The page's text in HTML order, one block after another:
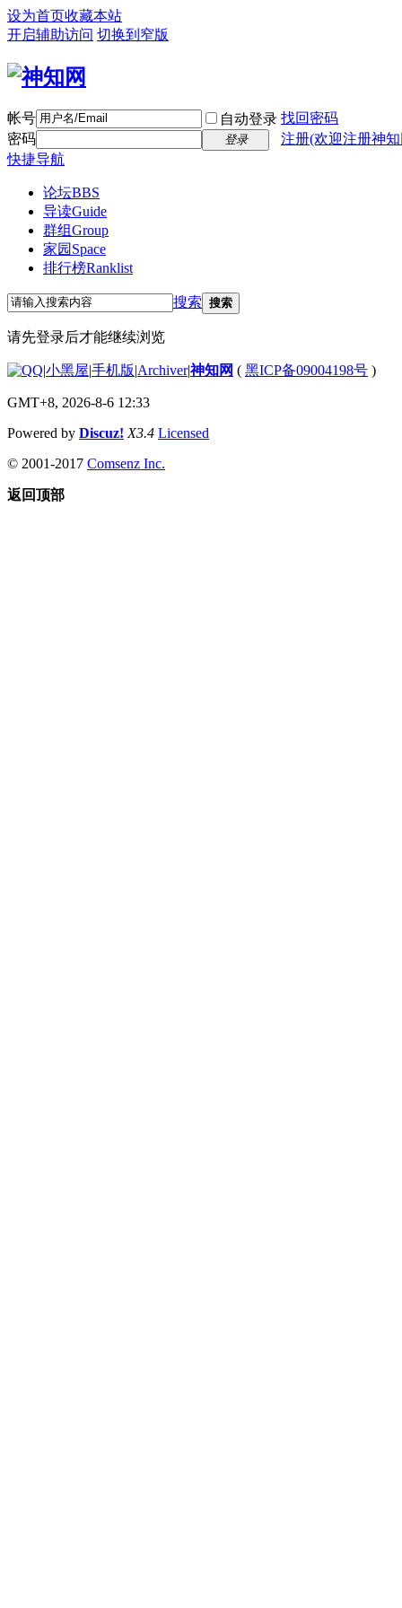
设为首页收藏本站
开启辅助访问 切换到窄版
帐号 自动登录 找回密码
密码
登录
注册(欢迎注册神
快捷导航
论坛BBS
导读Guide
群组Group
家园 Space
排行榜Ranklist
搜索 搜索
请先登录后才能继续浏览
|小黑屋|手机版|Archiver|神知网 ( 黑ICP备09004198号 )
GMT+8, 2026-8-6 12:33
Powered by Discuz! X3.4 Licensed
© 2001-2017 Comsenz Inc.
返回顶部